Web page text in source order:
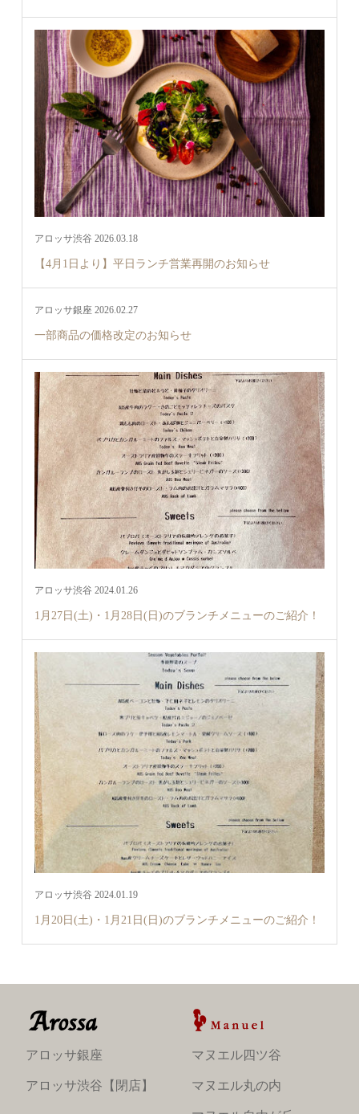
アロッサ渋谷 2026.03.18
【4月1日より】平日ランチ営業再開のお知らせ
アロッサ銀座 2026.02.27
一部商品の価格改定のお知らせ
アロッサ渋谷 2024.01.26
1月27日(土)・1月28日(日)のブランチメニューのご紹介！
アロッサ渋谷 2024.01.19
1月20日(土)・1月21日(日)のブランチメニューのご紹介！
アロッサ銀座
アロッサ渋谷【閉店】
マヌエル四ツ谷
マヌエル丸の内